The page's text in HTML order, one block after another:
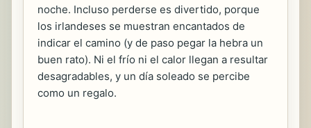
noche. Incluso perderse es divertido, porque
los irlandeses se muestran encantados de
indicar el camino (y de paso pegar la hebra un
buen rato). Ni el frío ni el calor llegan a resultar
desagradables, y un día soleado se percibe
como un regalo.